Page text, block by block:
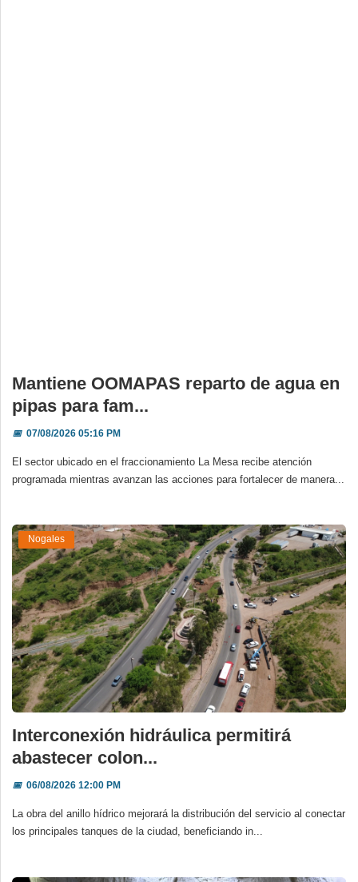
Mantiene OOMAPAS reparto de agua en
pipas para fam...
📅07/08/2026 05:16 PM
El sector ubicado en el fraccionamiento La Mesa recibe atención
programada mientras avanzan las acciones para fortalecer de manera...
Nogales
Interconexión hidráulica permitirá
abastecer colon...
📅06/08/2026 12:00 PM
La obra del anillo hídrico mejorará la distribución del servicio al conectar
los principales tanques de la ciudad, beneficiando in...